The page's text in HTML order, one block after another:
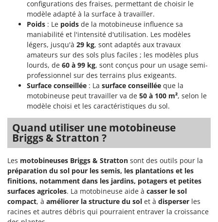
configurations des fraises, permettant de choisir le
modèle adapté à la surface à travailler.
Poids : Le poids de la motobineuse influence sa
maniabilité et l'intensité d'utilisation. Les modèles
légers, jusqu'à 29 kg, sont adaptés aux travaux
amateurs sur des sols plus faciles ; les modèles plus
lourds, de 60 à 99 kg, sont conçus pour un usage semi-
professionnel sur des terrains plus exigeants.
Surface conseillée : La surface conseillée que la
motobineuse peut travailler va de 50 à 100 m², selon le
modèle choisi et les caractéristiques du sol.
Quand utiliser une motobineuse
Briggs & Stratton ?
Les motobineuses Briggs & Stratton sont des outils pour la
préparation du sol pour les semis, les plantations et les
finitions, notamment dans les jardins, potagers et petites
surfaces agricoles. La motobineuse aide à casser le sol
compact, à améliorer la structure du sol et à disperser les
racines et autres débris qui pourraient entraver la croissance